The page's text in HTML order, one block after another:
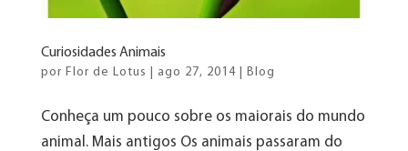
Curiosidades Animais
por Flor de Lotus ago 27, 2014| Blog
Conheça um pouco sobre os maiorais do mundo
animal. Mais antigos Os animais passaram do